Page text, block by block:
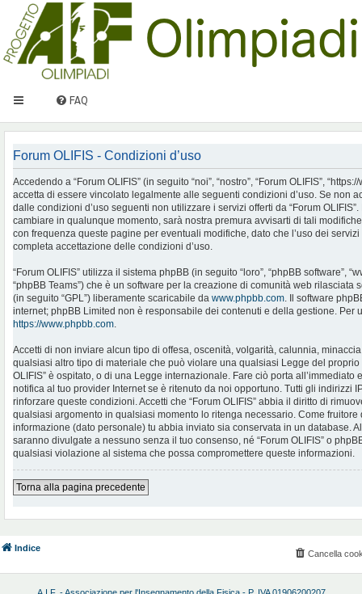
FAQ
Forum OLIFIS - Condizioni d’uso
Accedendo a “Forum OLIFIS” (in seguito “noi”, “nostro”, “Forum OLIFIS”,
accetta di essere vincolato legalmente alle seguenti condizioni d’uso. Se non
dalle condizioni d’uso seguenti non utilizzare i servizi offerti da “Forum
cambiare in qualunque momento, sarà nostra premura avvisarti di tali
con frequenza queste pagine per eventuali modifiche, dato che l’uso dei servizi
completa accettazione delle condizioni d’uso.
“Forum OLIFIS” utilizza il sistema phpBB (in seguito “loro”, “phpBB software”,
“phpBB Teams”) che è un software per la creazione di comunità web rilasciata
(in seguito “GPL”) liberamente scaricabile da www.phpbb.com. Il software
internet; phpBB Limited non è responsabile dei contenuti e della gestione. Per
https://www.phpbb.com.
Accetti di non inviare alcun tipo di offesa, oscenità, volgarità, calunnia,
qualsiasi altro tipo di materiale che può violare una qualsiasi Legge del proprio
OLIFIS” è ospitato, o di una Legge internazionale. Fare ciò porta
notifica al tuo provider Internet se è ritenuto da noi opportuno. Tutti gli indirizzi
rinforzare queste condizioni. Accetti che “Forum OLIFIS” abbia il diritto di
qualsiasi argomento in qualsiasi momento lo ritenga necessario. Come
informazione (dato personale) tu abbia inviato sia conservata in un database.
saranno divulgate a nessuno senza il tuo consenso, né “Forum OLIFIS” o
qualsiasi violazione al sistema che possa compromettere queste informazioni.
Torna alla pagina precedente
Indice
Cancella